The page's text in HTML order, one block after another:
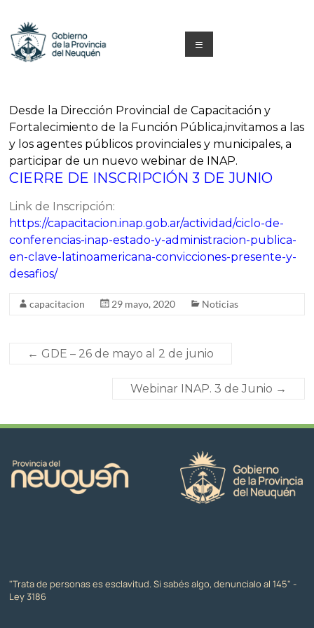
contenido
y
Formación
Neuquén
Menú
Desde la Dirección Provincial de Capacitación y
Fortalecimiento de la Función Pública,invitamos a las
y los agentes públicos provinciales y municipales, a
participar de un nuevo webinar de INAP.
CIERRE DE INSCRIPCIÓN3 DE JUNIO
Link de Inscripción:
https://capacitacion.inap.gob.ar/actividad/ciclo-de-
conferencias-inap-estado-y-administracion-publica-
en-clave-latinoamericana-convicciones-presente-y-
desafios/
capacitacion 29 mayo, 2020 Noticias
← GDE – 26 de mayo al 2 de junio
Webinar INAP. 3 de Junio →
"Trata de personas es esclavitud. Si sabés algo, denuncialo al 145" -
Ley 3186